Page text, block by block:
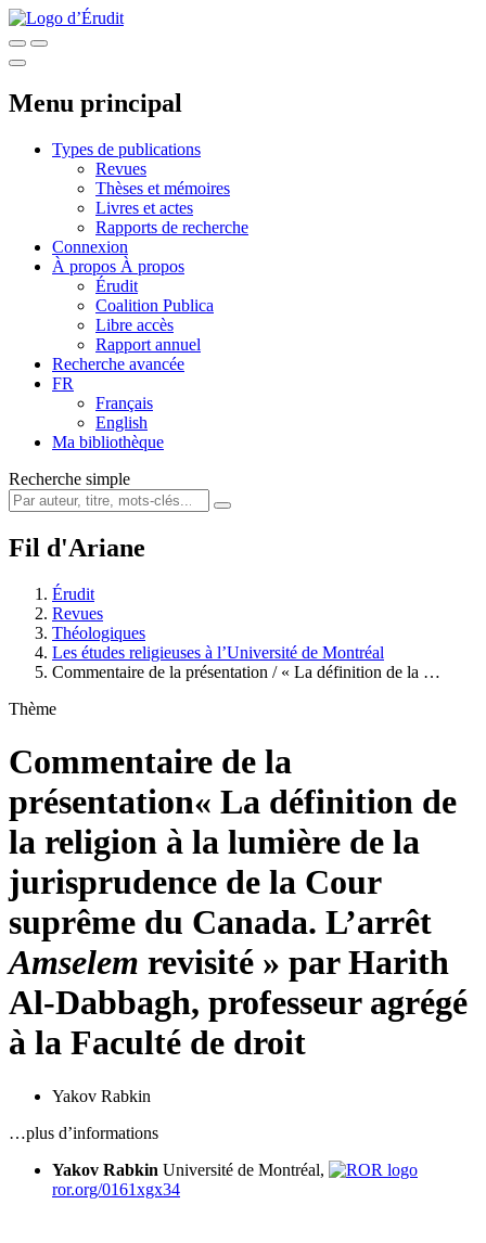
Menu principal
Types de publications
Revues
Thèses et mémoires
Livres et actes
Rapports de recherche
Connexion
À propos À propos
Érudit
Coalition Publica
Libre accès
Rapport annuel
Recherche avancée
FR
Français
English
Ma bibliothèque
Recherche simple
Fil d'Ariane
Érudit
Revues
Théologiques
Les études religieuses à l’Université de Montréal
Commentaire de la présentation / « La définition de la …
Thème
Commentaire de la
présentation« La définition de
la religion à la lumière de la
jurisprudence de la Cour
suprême du Canada. L’arrêt
Amselem revisité » par Harith
Al-Dabbagh, professeur agrégé
à la Faculté de droit
Yakov Rabkin
…plus d’informations
Yakov Rabkin Université de Montréal,
ror.org/0161xgx34